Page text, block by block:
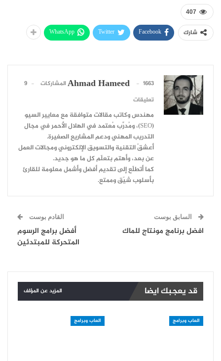
407
شارك Facebook
Twitter
WhatsApp
Ahmad Hameed 1663 المشاركات
9
تعليقات
مهندس وكاتب مقالات متوافقة مع معايير السيو
(SEO)، ومُدرِّب مُعتمد في الهلال الأحمر في مجال
التدريب المهني ودعم المشاريع الصغيرة.
أعشقُ التقنية والتسويق الإلكتروني ومجالات العمل
عن بعد، وأهتم بتعلّم كل ما هو جديد.
كما أتطلّع إلى تقديم أفضل وأشمل معلومة للقارئ
بأسلوب شيّق وممتع.
السابق بوست
افضل برنامج مونتاج للماك
القادم بوست
أفضل برامج الرسوم
المتحركة للمبتدئين
قد يعجبك ايضا المزيد عن المؤلف
العاب وبرامج العاب وبرامج